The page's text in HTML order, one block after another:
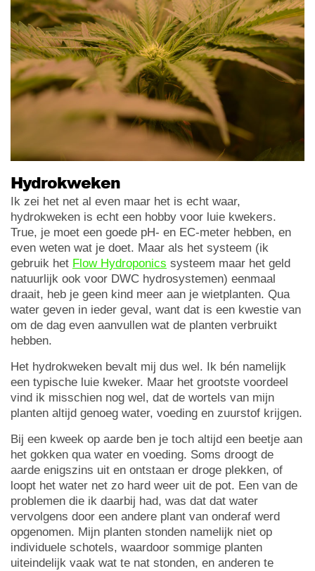
Hydrokweken
Ik zei het net al even maar het is echt waar,
hydrokweken is echt een hobby voor luie kwekers.
True, je moet een goede pH- en EC-meter hebben, en
even weten wat je doet. Maar als het systeem (ik
gebruik het Flow Hydroponics systeem maar het geld
natuurlijk ook voor DWC hydrosystemen) eenmaal
draait, heb je geen kind meer aan je wietplanten. Qua
water geven in ieder geval, want dat is een kwestie van
om de dag even aanvullen wat de planten verbruikt
hebben.
Het hydrokweken bevalt mij dus wel. Ik bén namelijk
een typische luie kweker. Maar het grootste voordeel
vind ik misschien nog wel, dat de wortels van mijn
planten altijd genoeg water, voeding en zuurstof krijgen.
Bij een kweek op aarde ben je toch altijd een beetje aan
het gokken qua water en voeding. Soms droogt de
aarde enigszins uit en ontstaan er droge plekken, of
loopt het water net zo hard weer uit de pot. Een van de
problemen die ik daarbij had, was dat dat water
vervolgens door een andere plant van onderaf werd
opgenomen. Mijn planten stonden namelijk niet op
individuele schotels, waardoor sommige planten
uiteindelijk vaak wat te nat stonden, en anderen te